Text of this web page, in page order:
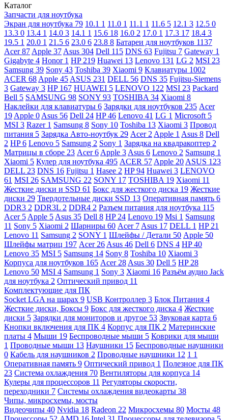
Каталог
Запчасти для ноутбука
Экран для ноутбука 79 10.1 1 11.0 1 11.1 1 11.6 5 12.1 3 12.5 0
13.3 0 13.4 1 14.0 3 14.1 1 15.6 18 16.0 2 17.0 1 17.3 17 18.4 3
19.5 1 20.0 1 21.5 6 23.0 6 23.8 8 Батареи для ноутбуков 1137
Acer87 Apple 37 Asus 304 Dell 115 DNS 63 Fujitsu 7 Gateway 1
Gigabyte 4 Honor 1 HP 219 Huawei 13 Lenovo 131 LG 2 MSI 23
Samsung 39 Sony 43 Toshiba 39 Xiaomi 9 Клавиатуры 1002
ACER 68 Apple 45 ASUS 231 DELL 56 DNS 35 Fujitsu-Siemens
3 Gateway 3 HP 167 HUAWEI 5 LENOVO 122 MSI 23 Packard
Bell 5 SAMSUNG 98 SONY 93 TOSHIBA 34 Xiaomi 8
Наклейки для клавиатуры 6 Зарядки для ноутбуков 235 Acer
19 Apple 0 Asus 56 Dell 24 HP46 Lenovo 41 LG 1 Microsoft 5
MSI 3 Razer 1 Samsung 8 Sony 10 Toshiba 13 Xiaomi 3 Провод
питания 5 Зарядка Авто-ноутбук 29 Acer 2 Apple 1 Asus 8 Dell
2 HP6 Lenovo 5 Samsung 2 Sony 1 Зарядка на квадракоптер 2
Матрицы в сборе 23 Acer6 Apple 3 Asus 6 Lenovo 2 Samsung 1
Xiaomi 5 Кулер для ноутбука 495 ACER 57 Apple 20 ASUS 123
DELL 23 DNS 16 Fujitsu 1 Hasee 2 HP94 Huawei 3 LENOVO
61 MSI 26 SAMSUNG 22 SONY 17 TOSHIBA 19 Xiaomi 11
Жесткие диски и SSD 61 Бокс для жесткого диска 19 Жесткие
диски 29 Твердотельные диски SSD 13 Оперативная память 6
DDR3 2 DDR3L 2 DDR4 2 Разъем питания для ноутбука 115
Acer 5 Apple 5 Asus 35 Dell 8 HP 24 Lenovo 19 Msi 1 Samsung
11 Sony 5 Xiaomi 2 Шарниры 60 Acer 7 Asus 17 DELL 1 HP 21
Lenovo 11 Samsung 2 SONY 1 Шлейфы / Детали 50 Apple 50
Шлейфы матриц 197 Acer 26 Asus 46 Dell 6 DNS 4 HP40
Lenovo 35 MSI 5 Samsung 14 Sony 8 Toshiba 10 Xiaomi 3
Корпуса для ноутбуков 165 Acer 28 Asus 30 Dell 5 HP 28
Lenovo 50 MSI 4 Samsung 1 Sony 3 Xiaomi 16 Разъём аудио Jack
для ноутбука 2 Оптический привод 11
Комплектующие для ПК
Socket LGA на шарах 9 USB Контроллер 3 Блок Питания 4
Жесткие диски, Боксы 9 Бокс для жесткого диска 4 Жесткие
диски 5 Зарядки для мониторов и другое 53 Звуковая карта 6
Кнопки включения для ПК 4 Корпус для ПК 2 Материнские
платы 4 Мыши 19 Беспроводные мыши 5 Коврики для мыши
1 Проводные мыши 13 Наушники 15 Беспроводные наушники
0 Кабель для наушников 2 Проводные наушники 12 1 1
Оперативная память 9 Оптический привод 1 Полезное для ПК
23 Система охлаждения 70 Вентиляторы для корпуса 14
Кулеры для процессоров 11 Регуляторы скорости,
переходники 7 Системы охлаждения видеокарты 38
Чипы, микросхемы, мосты
Видеочипы 40 Nvidia 18 Radeon 22 Микросхемы 80 Мосты 48